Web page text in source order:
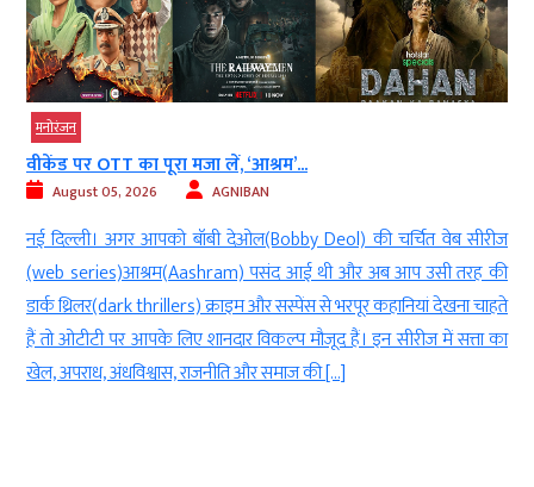
चर्चित वेब सीरीज
आप उसी तरह की
देखना चाहते
सीरीज में सत्ता का
ओटीटी पर हॉरर का जबरदस्त डोज, IMDb पर...
August 05, 2026
नई दिल्ली। अगर आपको हॉरर फिल्मों (horror
कहानी(stories) की तलाश है जो सिर्फ डराए नहीं बल्कि
दे तो प्राइम वीडियो(Prime Video) पर मौजूद कुछ फिल्में
जरूर होनी चाहिए। इन फिल्मों ने न सिर्फ अपनी कहानी
का दिल जीता […]